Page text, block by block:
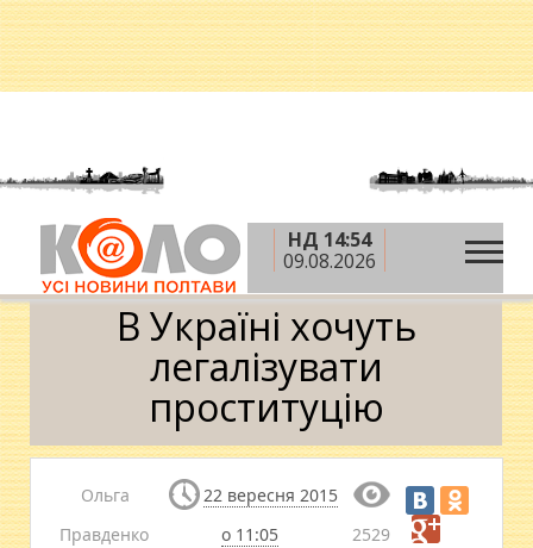
НД 14:54
09.08.2026
Головна » Новини » Політика »В Україні
хочуть легалізувати проституцію
В Україні хочуть
легалізувати
проституцію
Ольга
Правденко
22 вересня 2015
о 11:05
2529